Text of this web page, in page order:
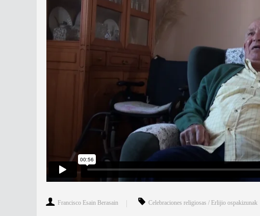
Francisco Esain Berasain Celebraciones religiosas / Erlijio ospakizunak